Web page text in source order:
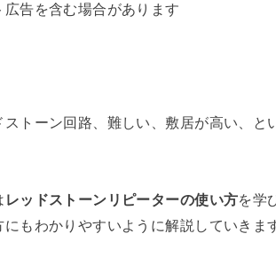
告を含む場合があります
トーン回路、難しい、敷居が高い、と
レッドストーンリピーターの使い方を学
もわかりやすいように解説していきま